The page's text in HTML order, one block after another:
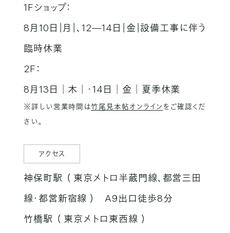
1Fショップ：
8月10日｜月｜、12―14日｜金｜設備工事に伴う
臨時休業
2F：
8月13日│木│・14日│金│夏季休業
※詳しい営業時間は竹尾見本帖オンライン をご確認くだ
さい。
アクセス
神保町駅 （ 東京メトロ半蔵門線、都営三田
線・都営新宿線 ） A9出口徒歩8分
竹橋駅 （ 東京メトロ東西線 ）